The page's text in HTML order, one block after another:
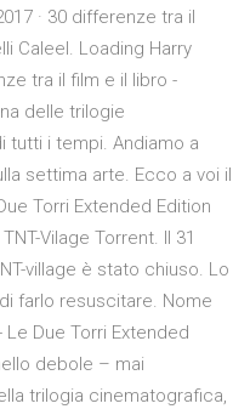
· 30 differenze tra il
Caleel. Loading Harry
tra il film e il libro -
delle trilogie
tutti i tempi. Andiamo a
settima arte. Ecco a voi il
Torri Extended Edition
Vilage Torrent. Il 31
village è stato chiuso. Lo
farlo resuscitare. Nome
Due Torri Extended
debole – mai
trilogia cinematografica,